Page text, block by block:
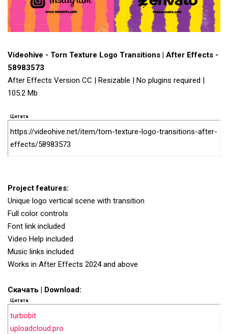
Videohive - Torn Texture Logo Transitions | After Effects -
58983573
After Effects Version CC | Resizable | No plugins required |
105.2 Mb
Цитата
https://videohive.net/item/torn-texture-logo-transitions-after-
effects/58983573
Project features:
Unique logo vertical scene with transition
Full color controls
Font link included
Video Help included
Music links included
Works in After Effects 2024 and above
Скачать | Download:
Цитата
turbobit
uploadcloud.pro